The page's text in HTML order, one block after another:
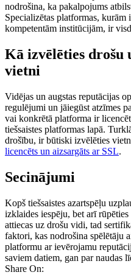
nodrošina, ka pakalpojums
Specializētas platformas, kurām
kompetentām institūcijām, ir
Kā izvēlēties drošu
vietni
Vidējas un augstas reputācijas
regulējumi un jāiegūst atzīmes
vai konkrētā platforma ir
tiešsaistes platformas lapā.
drošību, ir būtiski izvēlēties
licencēts un aizsargāts ar SSL.
Secinājumi
Kopš tiešsaistes azartspēļu
izklaides iespēju, bet arī
attiecas uz drošu vidi, tad
faktori, kas nodrošina spēlētāju
platformu ar ievērojamu
saviem datiem, gan par naudas
Share On: